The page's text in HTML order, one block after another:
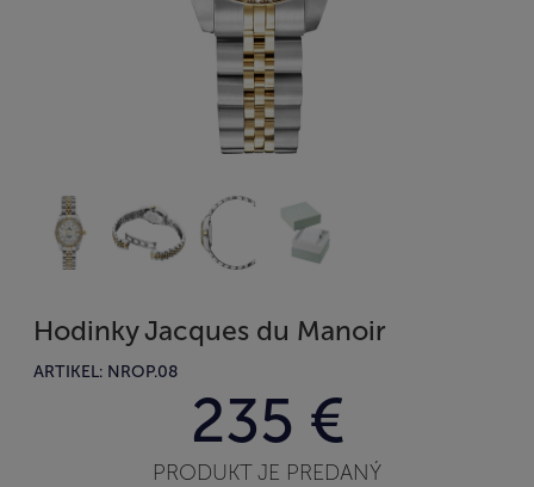
Hodinky Jacques du Manoir
ARTIKEL: NROP.08
235 €
PRODUKT JE PREDANÝ